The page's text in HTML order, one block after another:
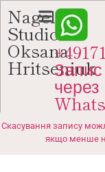
Nagel-
Studio
Oksana
Hritseniuk
Запис
через
Скасування запису
якщо менше